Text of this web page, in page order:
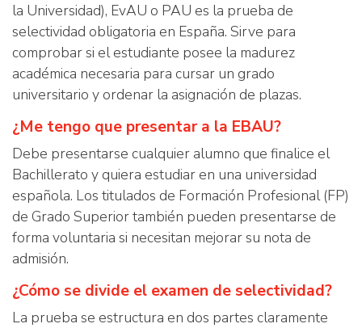
la Universidad), EvAU o PAU es la prueba de
selectividad obligatoria en España. Sirve para
comprobar si el estudiante posee la madurez
académica necesaria para cursar un grado
universitario y ordenar la asignación de plazas.
¿Me tengo que presentar a la EBAU?
Debe presentarse cualquier alumno que finalice el
Bachillerato y quiera estudiar en una universidad
española. Los titulados de Formación Profesional (FP)
de Grado Superior también pueden presentarse de
forma voluntaria si necesitan mejorar su nota de
admisión.
¿Cómo se divide el examen de selectividad?
La prueba se estructura en dos partes claramente